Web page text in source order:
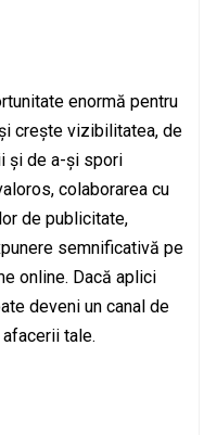
enormă pentru
crește vizibilitatea, de
și de a-și spori
colaborarea cu
de publicitate,
semnificativă pe
online. Dacă aplici
deveni un canal de
tale.